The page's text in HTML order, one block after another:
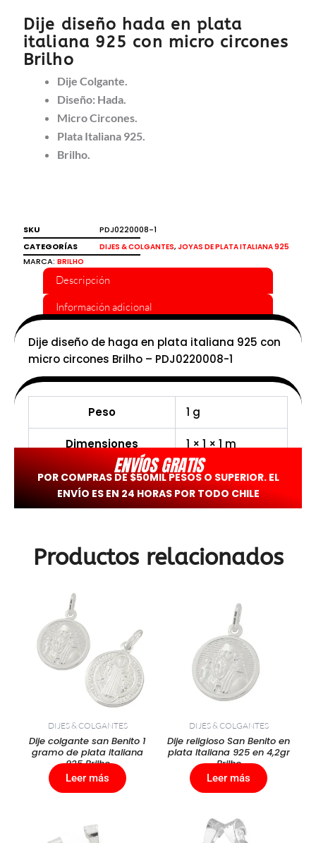
Dije diseño hada en plata
italiana 925 con micro circones
Brilho
Dije Colgante.
Diseño: Hada.
Micro Circones.
Plata Italiana 925.
Brilho.
SKU
PDJ0220008-1
CATEGORÍAS
DIJES & COLGANTES, JOYAS DE PLATA ITALIANA 925
MARCA: BRILHO
Descripción
Información adicional
Dije diseño de haga en plata italiana 925 con
micro circones Brilho – PDJ0220008-1
Peso 1 g
Dimensiones 1 × 1 × 1 m
ENVÍOS GRATIS
POR COMPRAS DE $50MIL PESOS O SUPERIOR. EL
ENVÍO ES EN 24 HORAS POR TODO CHILE
Productos relacionados
DIJES & COLGANTES
Dije colgante san Benito 1
gramo de plata italiana
925 Brilho
Leer más
DIJES & COLGANTES
Dije religioso San Benito en
plata Italiana 925 en 4,2gr
Brilho
Leer más